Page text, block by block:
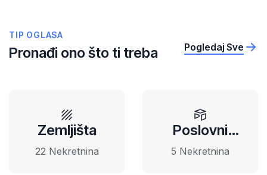
TIP OGLASA
Pronađi ono što ti treba Pogledaj Sve
Zemljišta
22 Nekretnina
Poslovni
prostori
5 Nekretnina